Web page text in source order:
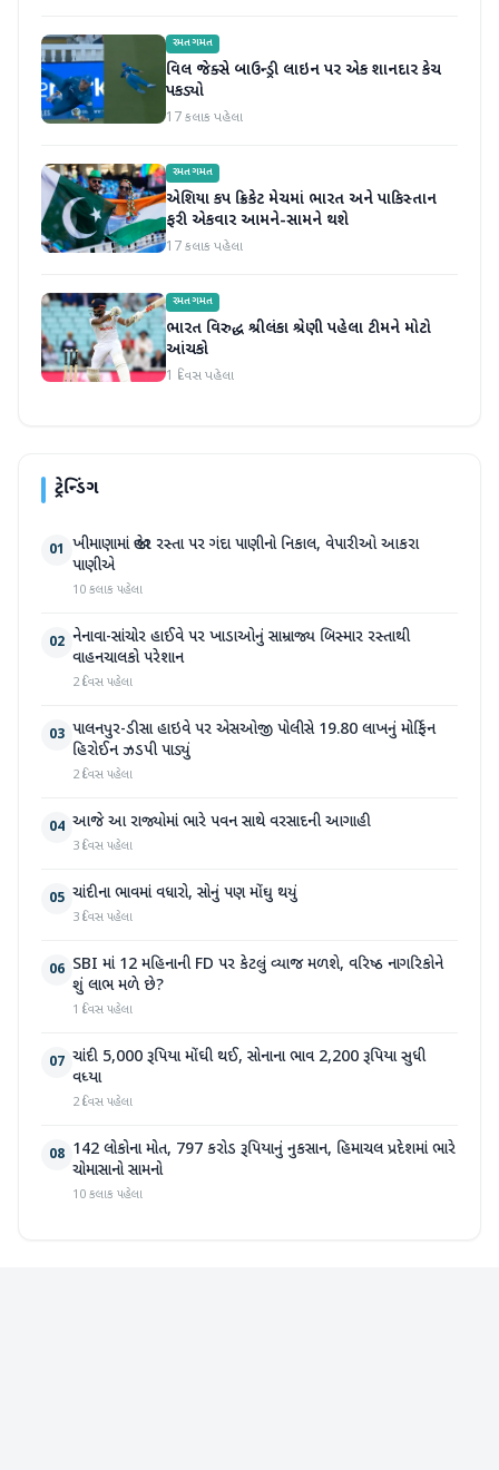
રમતગમત
વિલ જેક્સે બાઉન્ડ્રી લાઇન પર એક શાનદાર કેચ
પકડ્યો
17 કલાક પહેલા
રમતગમત
એશિયા કપ ક્રિકેટ મેચમાં ભારત અને પાકિસ્તાન
ફરી એકવાર આમને-સામને થશે
17 કલાક પહેલા
રમતગમત
ભારત વિરુદ્ધ શ્રીલંકા શ્રેણી પહેલા ટીમને મોટો
આંચકો
1 દિવસ પહેલા
ટ્રેન્ડિંગ
01 ખીમાણામાં જાહેર રસ્તા પર ગંદા પાણીનો નિકાલ, વેપારીઓ આકરા
પાણીએ
10 કલાક પહેલા
02 નેનાવા-સાંચોર હાઈવે પર ખાડાઓનું સામ્રાજ્ય બિસ્માર રસ્તાથી
વાહનચાલકો પરેશાન
2 દિવસ પહેલા
03 પાલનપુર-ડીસા હાઇવે પર એસઓજી પોલીસે 19.80 લાખનું મોર્ફિન
હિરોઈન ઝડપી પાડ્યું
2 દિવસ પહેલા
04 આજે આ રાજ્યોમાં ભારે પવન સાથે વરસાદની આગાહી
3 દિવસ પહેલા
05 ચાંદીના ભાવમાં વધારો, સોનું પણ મોંઘુ થયું
3 દિવસ પહેલા
06 SBI માં 12 મહિનાની FD પર કેટલું વ્યાજ મળશે, વરિષ્ઠ નાગરિકોને
શું લાભ મળે છે?
1 દિવસ પહેલા
07 ચાંદી 5,000 રૂપિયા મોંઘી થઈ, સોનાના ભાવ 2,200 રૂપિયા સુધી
વધ્યા
2 દિવસ પહેલા
08 142 લોકોના મોત, 797 કરોડ રૂપિયાનું નુકસાન, હિમાચલ પ્રદેશમાં ભારે
ચોમાસાનો સામનો
10 કલાક પહેલા